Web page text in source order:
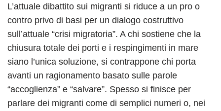
L’attuale dibattito sui migranti si riduce a un pro o
contro privo di basi per un dialogo costruttivo
sull’attuale “crisi migratoria”. A chi sostiene che la
chiusura totale dei porti e i respingimenti in mare
siano l’unica soluzione, si contrappone chi porta
avanti un ragionamento basato sulle parole
“accoglienza” e “salvare”. Spesso si finisce per
parlare dei migranti come di semplici numeri o, nei